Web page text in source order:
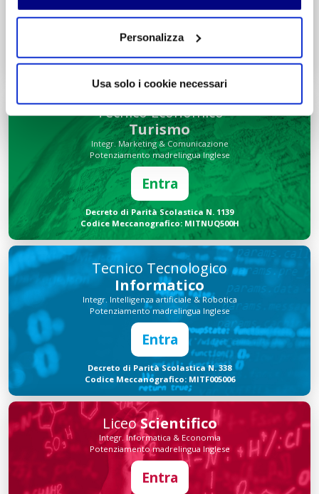
Personalizza
Usa solo i cookie necessari
Entra
Decreto di Parità Scolastica N. 2684
Codice Meccanografico: MIPMRI500E
Tecnico Economico
Turismo
Integr. Marketing & Comunicazione
Potenziamento madrelingua Inglese
Entra
Decreto di Parità Scolastica N. 1139
Codice Meccanografico: MITNUQ500H
Tecnico Tecnologico
Informatico
Integr. Intelligenza artificiale & Robotica
Potenziamento madrelingua Inglese
Entra
Decreto di Parità Scolastica N. 338
Codice Meccanografico: MITF005006
LiceoScientifico
Integr. Informatica & Economia
Potenziamento madrelingua Inglese
Entra